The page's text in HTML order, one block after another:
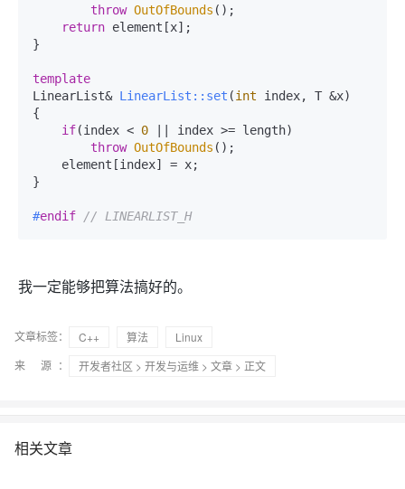
throw OutOfBounds ();
return element[x];
}
template
LinearList& LinearList::set (int index, T &x)
{
if(index < 0 || index >= length)
throw OutOfBounds ();
}
#endif // LINEARLIST_H
我一定能够把算法搞好的。
文章标签： C++ 算法
Linux
来 源：
开发者社区 > 开发与运维 > 文章 > 正文
相关文章